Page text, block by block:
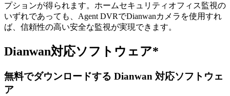
プションが得られます。ホームセキュリティオフィス監視の
いずれであっても、Agent DVRでDianwanカメラを使用すれ
ば、信頼性の高い安全な監視が実現できます。
Dianwan対応ソフトウェア*
無料でダウンロードする Dianwan 対応ソフトウェ
ア